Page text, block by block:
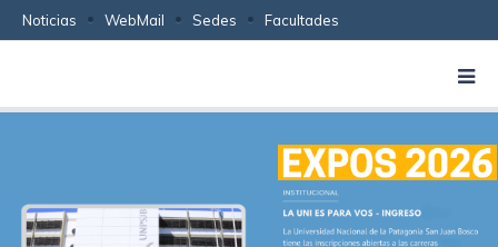
Noticias WebMail Sedes Facultades